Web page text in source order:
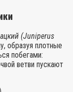
(Juniperus
образуя плотные
побегами:
ветви пускают